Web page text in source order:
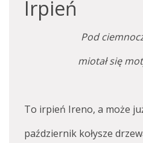
Irpień
Pod
miotał się
To irpień Ireno, a może
październik kołysze